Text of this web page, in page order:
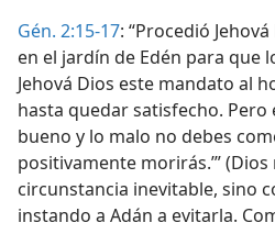
Gén. 2:15-17: “Procedió
en el jardín de Edén para que
Jehová Dios este mandato al
hasta quedar satisfecho.
bueno y lo malo no debes
positivamente morirás.’”
circunstancia inevitable, sino
instando a Adán a evitarla.